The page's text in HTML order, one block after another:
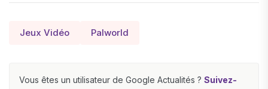
Jeux Vidéo Palworld
Vous êtes un utilisateur de Google Actualités ? Suivez-